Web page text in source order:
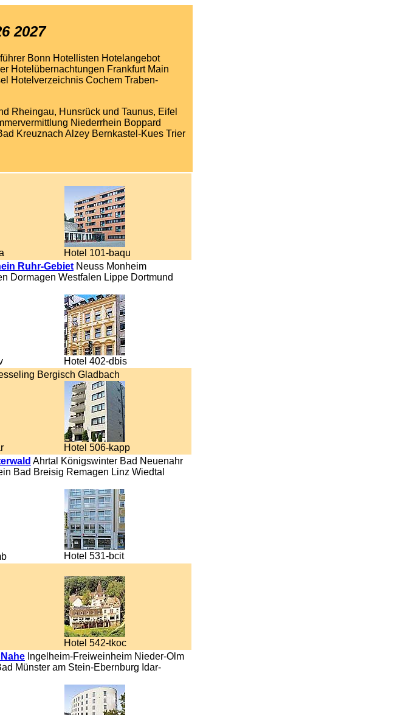
2027
Bonn Hotellisten Hotelangebot
Hotelübernachtungen Frankfurt Main
Hotelverzeichnis Cochem Traben-
Rheingau, Hunsrück und Taunus, Eifel
Niederrhein Boppard
Kreuznach Alzey Bernkastel-Kues Trier
Hotel 101-baqu
Ruhr-Gebiet Neuss Monheim
Dormagen Westfalen Lippe Dortmund
Hotel 402-dbis
Bergisch Gladbach
Hotel 506-kapp
Ahrtal Königswinter Bad Neuenahr
Bad Breisig Remagen Linz Wiedtal
Hotel 531-bcit
Hotel 542-tkoc
Ingelheim-Freiweinheim Nieder-Olm
Münster am Stein-Ebernburg Idar-